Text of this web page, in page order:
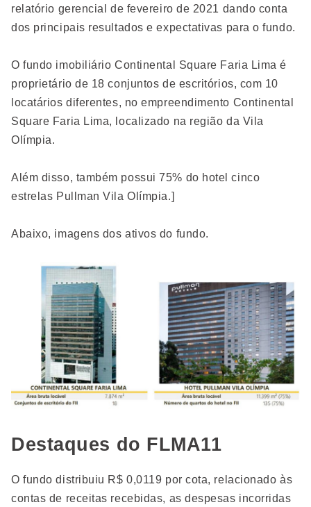
relatório gerencial de fevereiro de 2021 dando conta
dos principais resultados e expectativas para o fundo.
O fundo imobiliário Continental Square Faria Lima é
proprietário de 18 conjuntos de escritórios, com 10
locatários diferentes, no empreendimento Continental
Square Faria Lima, localizado na região da Vila
Olímpia.
Além disso, também possui 75% do hotel cinco
estrelas Pullman Vila Olímpia.]
Abaixo, imagens dos ativos do fundo.
Destaques do FLMA11
O fundo distribuiu R$ 0,0119 por cota, relacionado às
contas de receitas recebidas, as despesas incorridas